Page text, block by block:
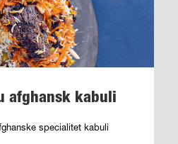
afghansk kabuli
specialitet kabuli